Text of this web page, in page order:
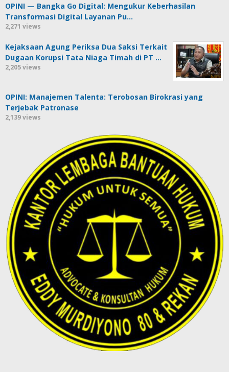
OPINI — Bangka Go Digital: Mengukur Keberhasilan
Transformasi Digital Layanan Pu…
2,271 views
Kejaksaan Agung Periksa Dua Saksi Terkait
Dugaan Korupsi Tata Niaga Timah di PT …
2,205 views
OPINI: Manajemen Talenta: Terobosan Birokrasi yang
Terjebak Patronase
2,139 views